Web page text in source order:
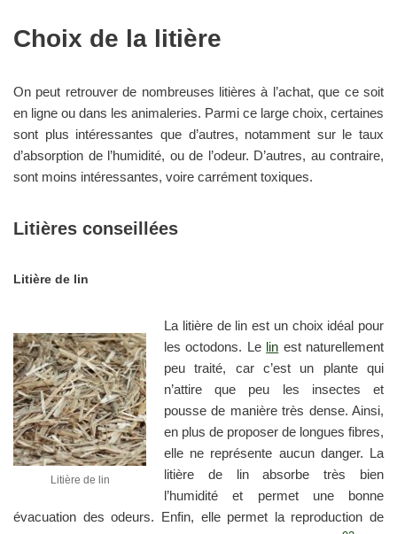
Choix de la litière
On peut retrouver de nombreuses litières à l’achat, que ce soit
en ligne ou dans les animaleries. Parmi ce large choix, certaines
sont plus intéressantes que d’autres, notamment sur le taux
d’absorption de l’humidité, ou de l’odeur. D’autres, au contraire,
sont moins intéressantes, voire carrément toxiques.
Litières conseillées
Litière de lin
Litière de lin
La litière de lin est un choix idéal pour
les octodons. Le lin est naturellement
peu traité, car c’est un plante qui
n’attire que peu les insectes et
pousse de manière très dense. Ainsi,
en plus de proposer de longues fibres,
elle ne représente aucun danger. La
litière de lin absorbe très bien
l’humidité et permet une bonne
évacuation des odeurs. Enfin, elle permet la reproduction de